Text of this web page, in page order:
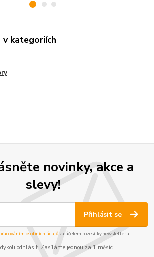
v kategoriích
novinky, akce a
slevy!
Přihlásit se
osobních údajůza účelem rozesílky newsletteru.
odhlásit. Zasíláme jednou za 1 měsíc.